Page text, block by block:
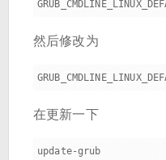
然后修改为
在更新一下